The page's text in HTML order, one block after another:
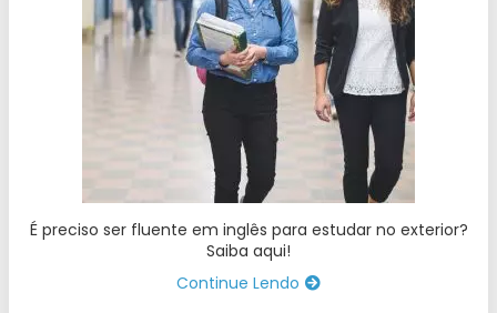
É preciso ser fluente em inglês para estudar no exterior?
Saiba aqui!
Continue Lendo